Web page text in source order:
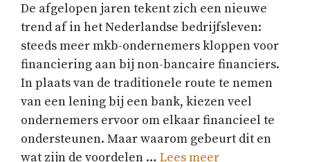
De afgelopen jaren tekent zich een nieuwe
trend af in het Nederlandse bedrijfsleven:
steeds meer mkb-ondernemers kloppen voor
financiering aan bij non-bancaire financiers.
In plaats van de traditionele route te nemen
van een lening bij een bank, kiezen veel
ondernemers ervoor om elkaar financieel te
ondersteunen. Maar waarom gebeurt dit en
wat zijn de voordelen … Lees meer